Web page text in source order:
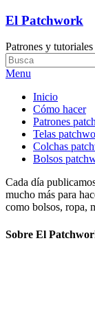
El Patchwork
Patrones y
Menu
Inicio
Cómo hacer
Patrones
Telas
Colchas
Bolsos
Cada día
mucho más para
como bolsos, ropa,
Sobre El